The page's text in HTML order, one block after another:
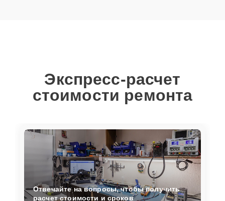
Экспресс-расчет
стоимости ремонта
Отвечайте на вопросы, чтобы получить
расчет стоимости и сроков